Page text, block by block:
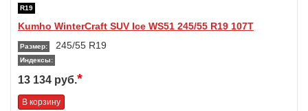
R19
Kumho WinterCraft SUV Ice WS51 245/55 R19 107T
Размер: 245/55 R19
Индексы:
13 134 руб.*
В корзину